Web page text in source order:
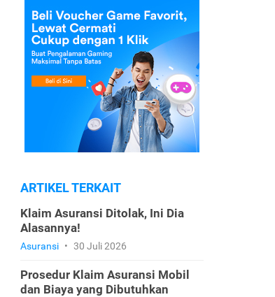
ARTIKEL TERKAIT
Klaim Asuransi Ditolak, Ini Dia
Alasannya!
Asuransi • 30 Juli 2026
Prosedur Klaim Asuransi Mobil
dan Biaya yang Dibutuhkan